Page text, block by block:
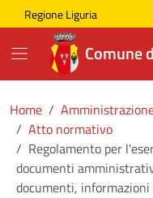
Skip to main content
Comune di Celle Ligure
Regione Liguria
Comune
Home
Atto normativo
Regolamento per
documenti
documenti,